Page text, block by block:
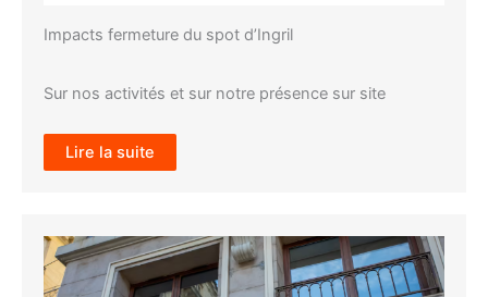
Impacts fermeture du spot d’Ingril
Sur nos activités et sur notre présence sur site
Lire la suite